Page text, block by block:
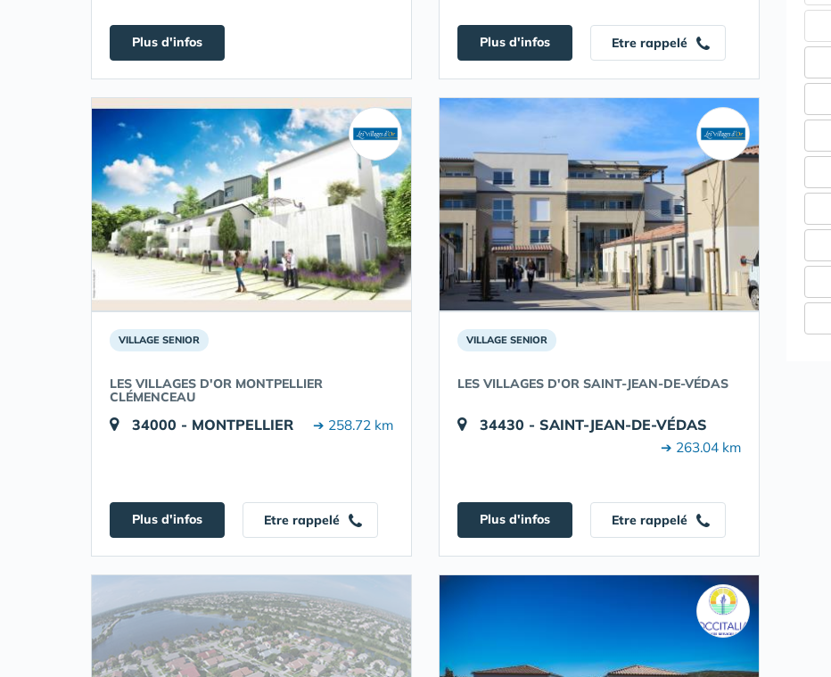
Plus d'infos Plus d'infos Etre rappelé
VILLAGE SENIOR
LES VILLAGES D'OR MONTPELLIER
CLÉMENCEAU
34000 - MONTPELLIER ➔ 258.72 km
Plus d'infos Etre rappelé
VILLAGE SENIOR
LES VILLAGES D'OR SAINT-JEAN-DE-VÉDAS
34430 - SAINT-JEAN-DE-VÉDAS
➔ 263.04 km
Plus d'infos Etre rappelé